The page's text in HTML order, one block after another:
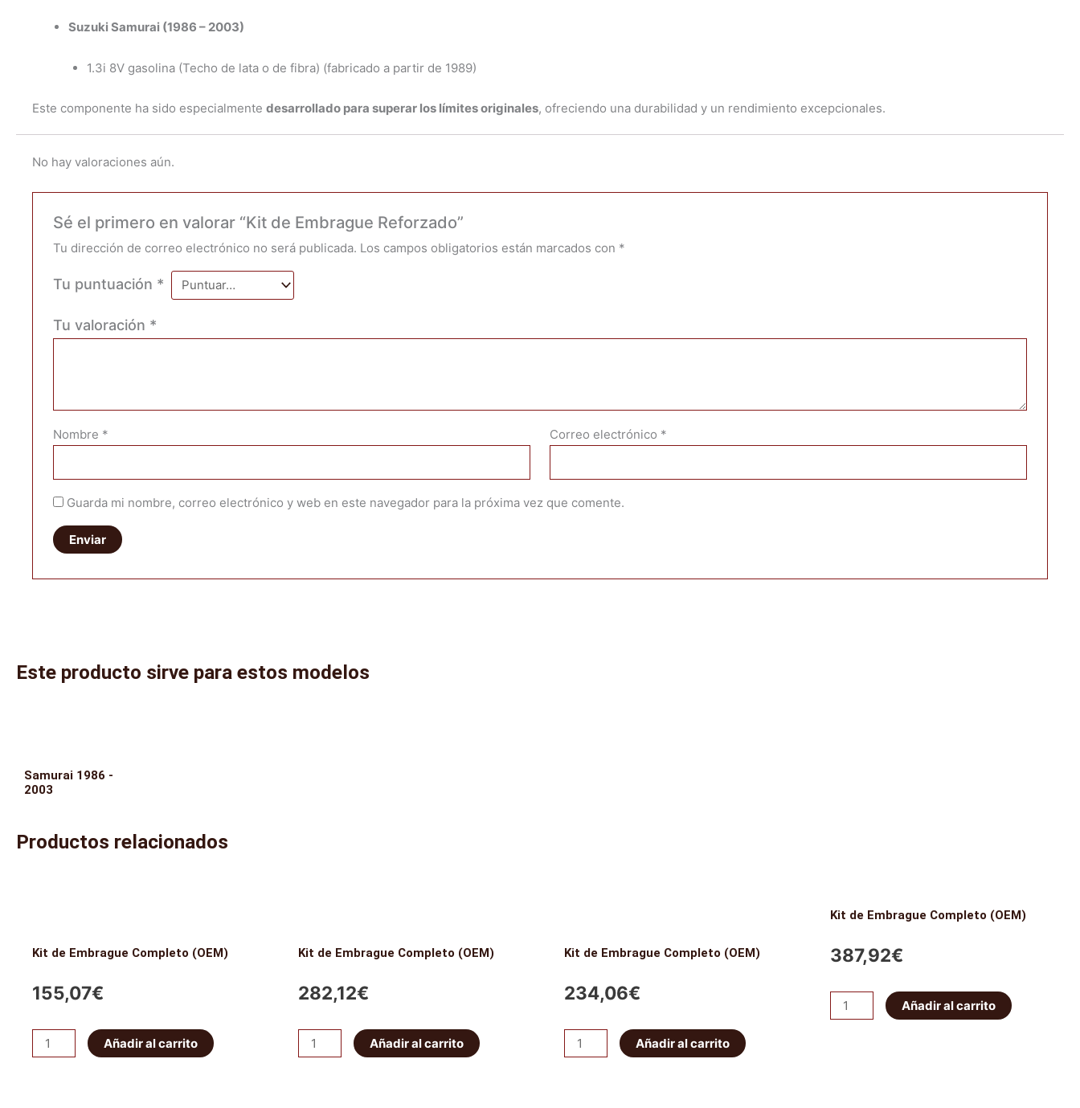
Suzuki Samurai (1986 – 2003)
1.3i 8V gasolina (Techo de lata o de fibra) (fabricado a partir de 1989)
Este componente ha sido especialmente desarrollado para superar los límites originales, ofreciendo una durabilidad y un rendimiento excepcionales.
No hay valoraciones aún.
Sé el primero en valorar “Kit de Embrague Reforzado”
Tu dirección de correo electrónico no será publicada. Los campos obligatorios están marcados con *
Tu puntuación *
Tu valoración *
Nombre * Correo electrónico *
Guarda mi nombre, correo electrónico y web en este navegador para la próxima vez que comente.
Este producto sirve para estos modelos
Samurai 1986 -
2003
Productos relacionados
Kit de Embrague Completo (OEM)
155,07€
Kit
de
Añadir al carrito
Kit de Embrague Completo (OEM)
282,12€
Kit
de
Añadir al carrito
Kit de Embrague Completo (OEM)
234,06€
Kit
de
Añadir al carrito
Kit de Embrague Completo (OEM)
387,92€
Kit
de
Añadir al carrito